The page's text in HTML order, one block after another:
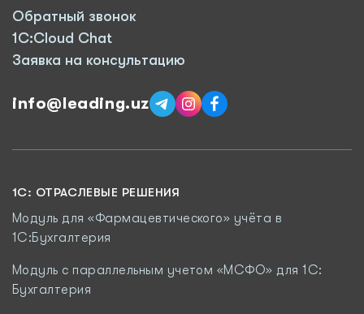
Обратный звонок
1C:Cloud Chat
Заявка на консультацию
info@leading.uz
1C: ОТРАСЛЕВЫЕ РЕШЕНИЯ
Модуль для «Фармацевтического» учёта в
1С:Бухгалтерия
Модуль с параллельным учетом «МСФО» для 1С:
Бухгалтерия